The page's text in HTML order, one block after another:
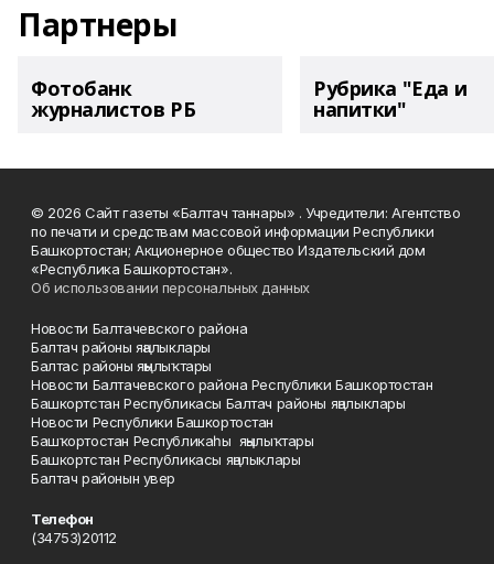
Партнеры
Фотобанк
журналистов РБ
Рубрика "Еда и
напитки"
© 2026 Сайт газеты «Балтач таннары» . Учредители: Агентство
по печати и средствам массовой информации Республики
Башкортостан; Акционерное общество Издательский дом
«Республика Башкортостан».
Об использовании персональных данных
Новости Балтачевского района
Балтач районы яңалыклары
Балтас районы яңылыҡтары
Новости Балтачевского района Республики Башкортостан
Башкортстан Республикасы Балтач районы яңалыклары
Новости Республики Башкортостан
Башҡортостан Республикаһы яңылыҡтары
Башкортстан Республикасы яңалыклары
Балтач районын увер
Телефон
(34753)20112